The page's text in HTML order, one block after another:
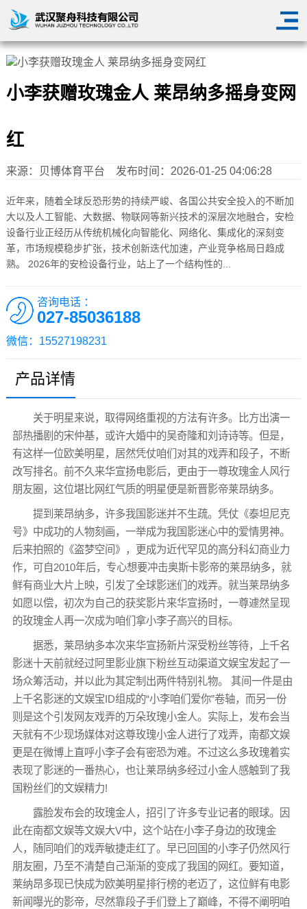
小李获赠玫瑰金人 莱昂纳多摇身变网
红
来源： 贝博体育平台 发布时间：2026-01-25 04:06:28
近年来，随着全球反恐形势的持续严峻、各国公共安全投入的不断加
大以及人工智能、大数据、物联网等新兴技术的深层次地融合，安检
设备行业正经历从传统机械化向智能化、网络化、集成化的深刻变
革，市场规模稳步扩张，技术创新迭代加速，产业竞争格局日趋成
熟。 2026年的安检设备行业，站上了一个结构性的...
咨询电话 ：
027-85036188
微信：15527198231
产品详情
关于明星来说，取得网络重视的方法有许多。比方出演一
部热播剧的宋仲基，或许大婚中的吴奇隆和刘诗诗等。但是，
有这样一位欧美明星，居然凭仗咱们对其的戏弄和段子，不断
改写排名。前不久来华宣扬电影后，更由于一尊玫瑰金人风行
朋友圈，这位堪比网红气质的明星便是新晋影帝莱昂纳多。
提到莱昂纳多，许多我国影迷并不生疏。凭仗《泰坦尼克
号》中成功的人物刻画，一举成为我国影迷心中的爱情男神。
后来拍照的《盗梦空间》，更成为近代罕见的高分科幻商业力
作，可自2010年后，专心想要冲击奥斯卡影帝的莱昂纳多，就
鲜有商业大片上映，引发了全球影迷们的戏弄。就当莱昂纳多
如愿以偿，初次为自己的获奖影片来华宣扬时，一尊遽然呈现
的玫瑰金人再一次成为咱们拿小李子高兴的目标。
据悉，莱昂纳多本次来华宣扬新片深受粉丝等待，上千名
影迷十天前就经过阿里影业旗下粉丝互动渠道文娱宝发起了一
场众筹活动，并以此为其定制出两件特别礼物。 其间一件是由
上千名影迷的文娱宝ID组成的“小李咱们爱你”卷轴，而另一份
则是这个引发网友戏弄的万朵玫瑰小金人。实际上，发布会当
天就有不少现场媒体对这尊玫瑰小金人进行了戏弄，南都文娱
更是在微博上直呼小李子会有密恐为难。不过这么多玫瑰着实
表现了影迷的一番热心，也让莱昂纳多经过小金人感触到了我
国粉丝们的文娱精力!
露脸发布会的玫瑰金人，招引了许多专业记者的眼球。因
此在南都文娱等文娱大V中，这个站在小李子身边的玫瑰金
人，随同咱们的戏弄敏捷走红了。早已回国的小李子仍然风行
朋友圈，乃至不清楚自己渐渐的变成了我国的网红。要知道，
莱纳昂多现已快成为欧美明星排行榜的老迈了，这位鲜有电影
新闻曝光的影帝，尽然靠段子手们登上了巅峰，不得不阐明咱